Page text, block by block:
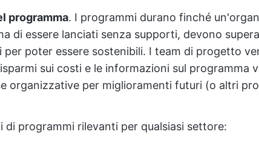
programma. I programmi durano finché
di essere lanciati senza supporti, devono
poter essere sostenibili. I team di progetto
sui costi e le informazioni sul programma
organizzative per miglioramenti futuri (o altri
di programmi rilevanti per qualsiasi settore: